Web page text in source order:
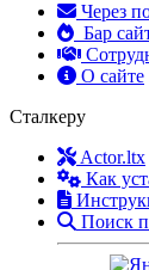
Через
Бар
О сайте
Сталкеру
Actor.ltx
Как
Поиск